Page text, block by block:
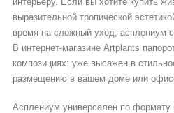
выразительной тропической
время на сложный уход, асплениум
В интернет-магазине Artplants
композициях: уже высажен в
размещению в вашем доме или
Асплениум универсален по формату